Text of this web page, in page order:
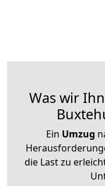
Was wir
Ein Umzug
die Last zu